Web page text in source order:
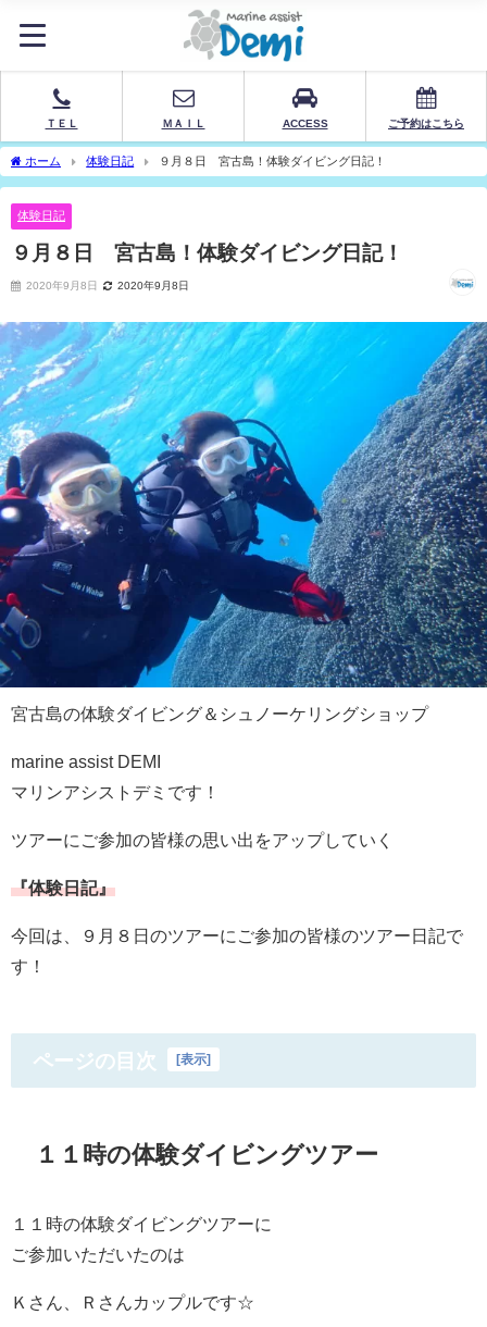
ＴＥＬ ＭＡＩＬ ACCESS ご予約はこちら
ホーム 体験日記 ９月８日 宮古島！体験ダイビング日記！
体験日記
９月８日 宮古島！体験ダイビング日記！
2020年9月8日 2020年9月8日
宮古島の体験ダイビング＆シュノーケリングショップ
marine assist DEMI
マリンアシストデミです！
ツアーにご参加の皆様の思い出をアップしていく
『体験日記』
今回は、９月８日のツアーにご参加の皆様のツアー日記で
す！
ページの目次 [表示]
１１時の体験ダイビングツアー
１１時の体験ダイビングツアーに
ご参加いただいたのは
Ｋさん、Ｒさんカップルです☆